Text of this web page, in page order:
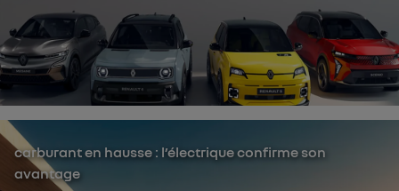
carburant en hausse : l’électrique confirme son
avantage